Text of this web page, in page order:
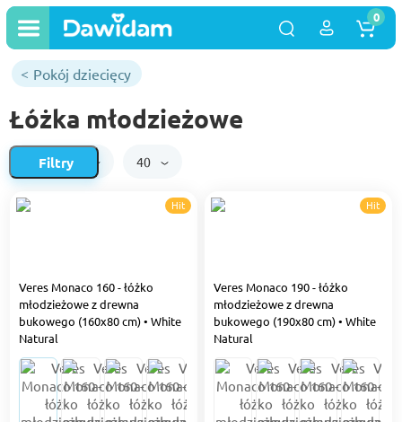
0
Pokój dziecięcy
Łóżka młodzieżowe
Filtry
Domyślnie 40
Hit
Veres Monaco 160 - łóżko
młodzieżowe z drewna
bukowego (160x80 cm) • White
Natural
Hit
Veres Monaco 190 - łóżko
młodzieżowe z drewna
bukowego (190x80 cm) • White
Natural